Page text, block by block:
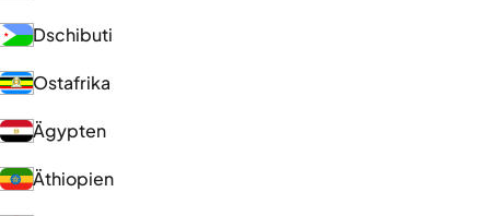
Dschibuti
Ostafrika
Ägypten
Äthiopien